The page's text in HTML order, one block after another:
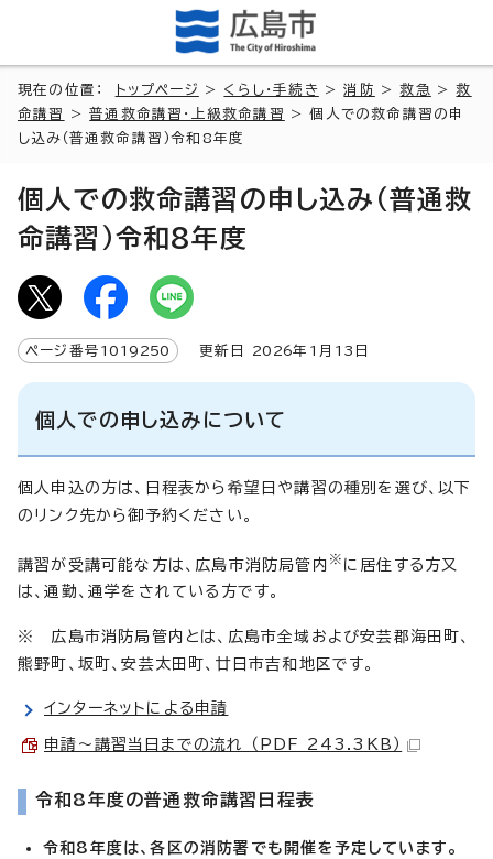
現在の位置： トップページ > くらし・手続き >消防 >救急 >救
命講習
>普通救命講習・上級救命講習
> 個人での救命講習の申
し込み（普通救命講習）令和8年度
個人での救命講習の申し込み（普通救
命講習）令和8年度
ページ番号 1019250 更新日 2026年1月 13 日
個人での申し込みについて
個人申込の方は、日程表から希望日や講習の種別を選び、以下
のリンク先から御予約ください。
講習が受講可能な方は、広島市消防局管内 ※ に居住する方又
は、通勤、通学をされている方です。
※ 広島市消防局管内とは、広島市全域および安芸郡海田町、
熊野町、坂町、安芸太田町、廿日市吉和地区です。
インターネットによる申請
申請～講習当日までの流れ （PDF 243.3KB）
令和8年度の普通救命講習日程表
令和8年度は、各区の消防署でも開催を予定しています。